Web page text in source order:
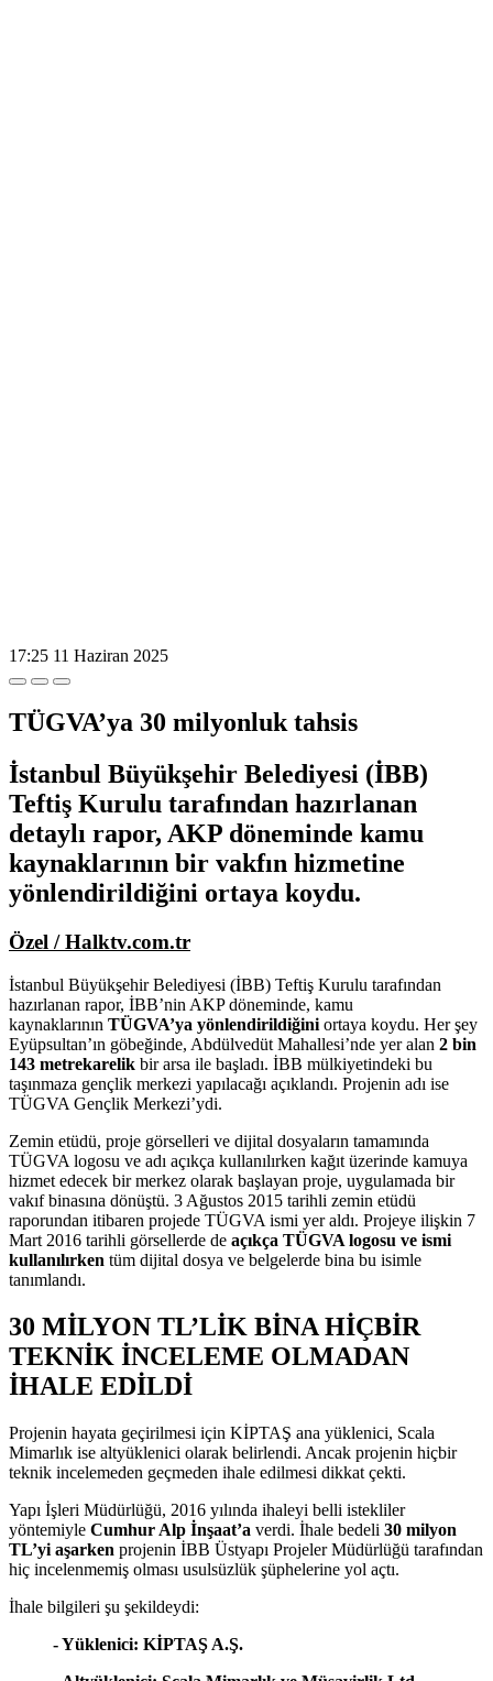
17:25 11 Haziran 2025
TÜGVA’ya 30 milyonluk tahsis
İstanbul Büyükşehir Belediyesi (İBB)
Teftiş Kurulu tarafından hazırlanan
detaylı rapor, AKP döneminde kamu
kaynaklarının bir vakfın hizmetine
yönlendirildiğini ortaya koydu.
Özel / Halktv.com.tr
İstanbul Büyükşehir Belediyesi (İBB) Teftiş Kurulu tarafından
hazırlanan rapor, İBB’nin AKP döneminde, kamu
kaynaklarının TÜGVA’ya yönlendirildiğini ortaya koydu. Her şey
Eyüpsultan’ın göbeğinde, Abdülvedüt Mahallesi’nde yer alan 2 bin
143 metrekarelik bir arsa ile başladı. İBB mülkiyetindeki bu
taşınmaza gençlik merkezi yapılacağı açıklandı. Projenin adı ise
TÜGVA Gençlik Merkezi’ydi.
Zemin etüdü, proje görselleri ve dijital dosyaların tamamında
TÜGVA logosu ve adı açıkça kullanılırken kağıt üzerinde kamuya
hizmet edecek bir merkez olarak başlayan proje, uygulamada bir
vakıf binasına dönüştü. 3 Ağustos 2015 tarihli zemin etüdü
raporundan itibaren projede TÜGVA ismi yer aldı. Projeye ilişkin 7
Mart 2016 tarihli görsellerde de açıkça TÜGVA logosu ve ismi
kullanılırken tüm dijital dosya ve belgelerde bina bu isimle
tanımlandı.
30 MİLYON TL’LİK BİNA HİÇBİR
TEKNİK İNCELEME OLMADAN
İHALE EDİLDİ
Projenin hayata geçirilmesi için KİPTAŞ ana yüklenici, Scala
Mimarlık ise altyüklenici olarak belirlendi. Ancak projenin hiçbir
teknik incelemeden geçmeden ihale edilmesi dikkat çekti.
Yapı İşleri Müdürlüğü, 2016 yılında ihaleyi belli istekliler
yöntemiyle Cumhur Alp İnşaat’a verdi. İhale bedeli 30 milyon
TL’yi aşarken projenin İBB Üstyapı Projeler Müdürlüğü tarafından
hiç incelenmemiş olması usulsüzlük şüphelerine yol açtı.
İhale bilgileri şu şekildeydi:
- Yüklenici: KİPTAŞ A.Ş.